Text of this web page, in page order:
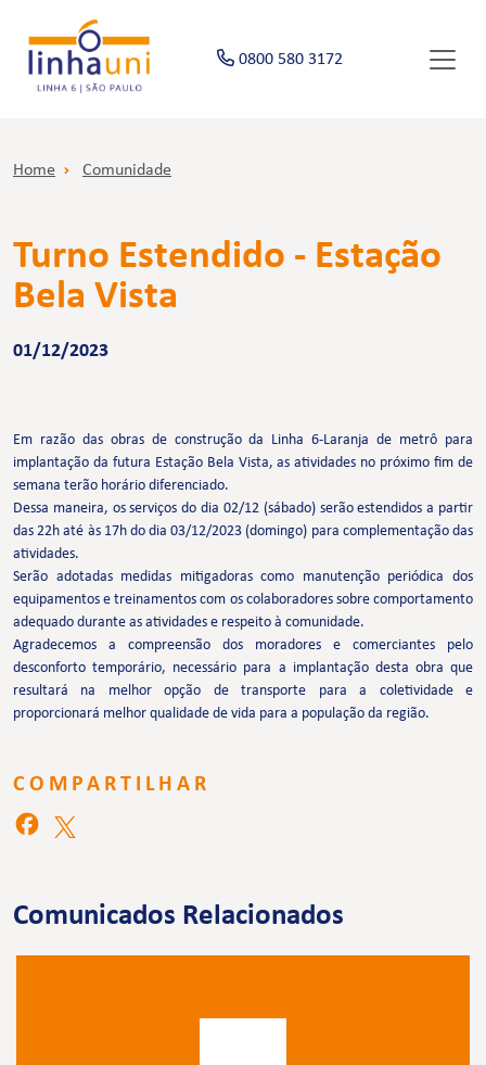
0800 580 3172
Home Comunidade
Turno Estendido - Estação
Bela Vista
01/12/2023
Em razão das obras de construção da Linha 6-Laranja de metrô para
implantação da futura Estação Bela Vista, as atividades no próximo fim de
semana terão horário diferenciado.
Dessa maneira, os serviços do dia 02/12 (sábado) serão estendidos a partir
das 22h até às 17h do dia 03/12/2023 (domingo) para complementação das
atividades.
Serão adotadas medidas mitigadoras como manutenção periódica dos
equipamentos e treinamentos com os colaboradores sobre comportamento
adequado durante as atividades e respeito à comunidade.
Agradecemos a compreensão dos moradores e comerciantes pelo
desconforto temporário, necessário para a implantação desta obra que
resultará na melhor opção de transporte para a coletividade e
proporcionará melhor qualidade de vida para a população da região.
COMPARTILHAR
Comunicados Relacionados